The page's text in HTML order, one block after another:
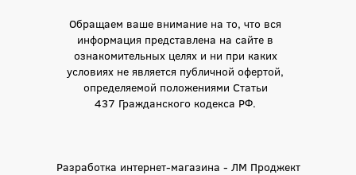
Обращаем ваше внимание на то, что вся
информация представлена на сайте в
ознакомительных целях и ни при каких
условиях не является публичной офертой,
определяемой положениями Статьи
437 Гражданского кодекса РФ.
Разработка интернет-магазина - ЛМ Проджект